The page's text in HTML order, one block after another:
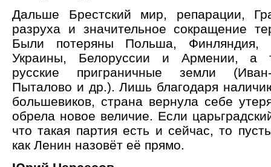
Дальше Брестский мир, репарации,
разруха и значительное сокращение
Были потеряны Польша, Финляндия,
Украины, Белоруссии и Армении, а
русские приграничные земли
Пыталово и др.). Лишь благодаря
большевиков, страна вернула себе
обрела новое величие. Если
что такая партия есть и сейчас, то
как Ленин назовёт её прямо.